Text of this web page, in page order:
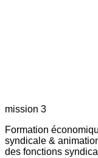
mission 3
Formation
syndicale &
des fonctions